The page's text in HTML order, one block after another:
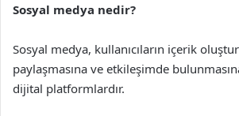
Sosyal medya nedir?
Sosyal medya, kullanıcıların içerik
paylaşmasına ve etkileşimde
dijital platformlardır.